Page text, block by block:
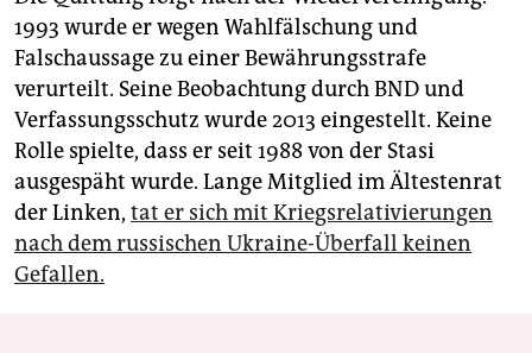
1993 wurde er wegen Wahlfälschung und
Falschaussage zu einer Bewährungsstrafe
verurteilt. Seine Beobachtung durch BND und
Verfassungsschutz wurde 2013 eingestellt. Keine
Rolle spielte, dass er seit 1988 von der Stasi
ausgespäht wurde. Lange Mitglied im Ältestenrat
der Linken, tat er sich mit Kriegsrelativierungen
nach dem russischen Ukraine-Überfall keinen
Gefallen.